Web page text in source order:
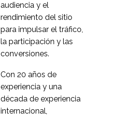
audiencia y el
rendimiento del sitio
para impulsar el tráfico,
la participación y las
conversiones.
Con 20 años de
experiencia y una
década de experiencia
internacional,